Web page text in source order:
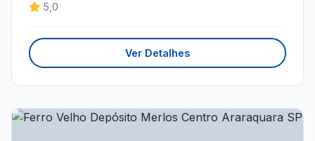
5,0
Ver Detalhes